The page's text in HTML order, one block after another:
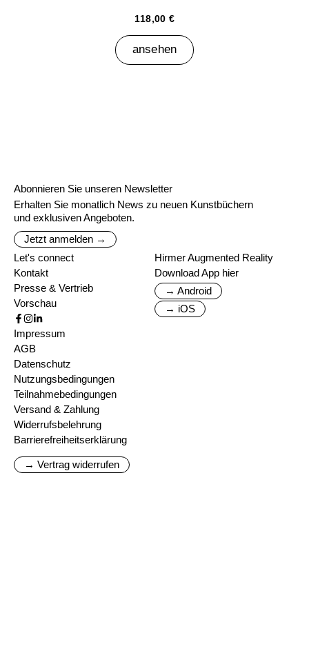
118,00 €
ansehen
Abonnieren Sie unseren Newsletter
Erhalten Sie monatlich News zu neuen Kunstbüchern
und exklusiven Angeboten.
Jetzt anmelden →
Let's connect
Kontakt
Presse & Vertrieb
Vorschau
Hirmer Augmented Reality
Download App hier
→ Android
→ iOS
Impressum
AGB
Datenschutz
Nutzungsbedingungen
Teilnahmebedingungen
Versand & Zahlung
Widerrufsbelehrung
Barrierefreiheitserklärung
→ Vertrag widerrufen